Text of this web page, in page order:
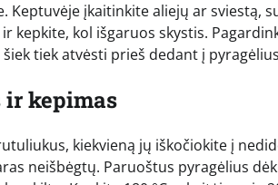
Keptuvėje įkaitinkite aliejų ar sviestą,
kepkite, kol išgaruos skystis.
tiek atvėsti prieš dedant į
kepimas
kiekvieną jų iškočiokite į
neišbėgtų. Paruoštus pyragėlius